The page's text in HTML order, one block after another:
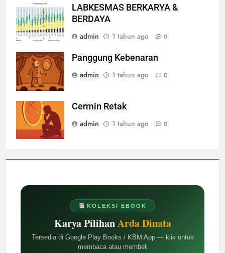
KOLEKSI EBOOK
Karya PilihanArda Dinata
Tersedia di Google Play Books / KBM App — klik untuk
membaca atau membeli
LABKESMAS BERKARYA &
BERDAYA
admin
1 tahun ago 0
Panggung Kebenaran
admin
1 tahun ago 0
Cermin Retak
admin
1 tahun ago 0